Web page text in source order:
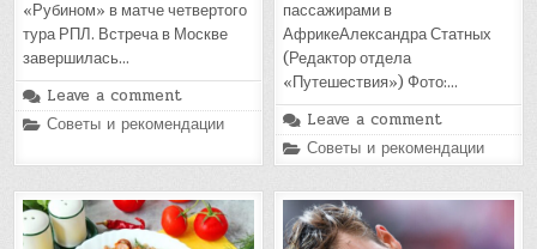
«Рубином» в матче четвертого
тура РПЛ. Встреча в Москве
завершилась…
Leave a comment
Posted
Советы и рекомендации
пассажирами в
АфрикеАлександра Статных
(Редактор отдела
«Путешествия») Фото:…
Leave a comment
Posted
in
Советы и рекомендации